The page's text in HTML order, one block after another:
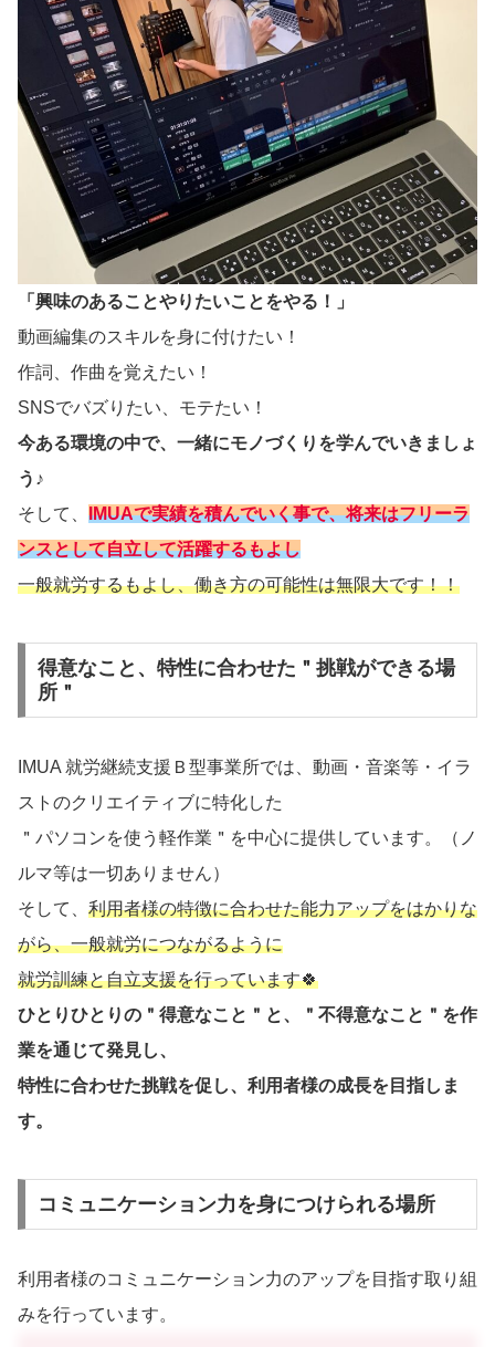
「興味のあることやりたいことをやる！」
動画編集のスキルを身に付けたい！
作詞、作曲を覚えたい！
SNSでバズりたい、モテたい！
今ある環境の中で、一緒にモノづくりを学んでいきましょ
う♪
そして、 IMUAで実績を積んでいく事で、将来はフリーラ
ンスとして自立して活躍するもよし
一般就労するもよし、働き方の可能性は無限大です！！
得意なこと、特性に合わせた＂挑戦ができる場
所＂
IMUA 就労継続支援Ｂ型事業所では、動画・音楽等・イラ
ストのクリエイティブに特化した
＂パソコンを使う軽作業＂を中心に提供しています。（ノ
ルマ等は一切ありません）
そして、 利用者様の特徴に合わせた能力アップをはかりな
がら、一般就労につながるように
就労訓練と自立支援を行っています🍀
ひとりひとりの＂得意なこと＂と、＂不得意なこと＂を作
業を通じて発見し、
特性に合わせた挑戦を促し、利用者様の成長を目指しま
す。
コミュニケーション力を身につけられる場所
利用者様のコミュニケーション力のアップを目指す取り組
みを行っています。